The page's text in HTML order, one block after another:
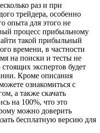
раз и при
трейдера, особенно
опыта для этого не
процесс прибыльному
такой прибыльный
времени, в частности
на поиски и тесты не
экспертов будет
Кроме описания
ознакомиться с
а также скачать
на 100%, что это
можно доверить
бесплатную версию для